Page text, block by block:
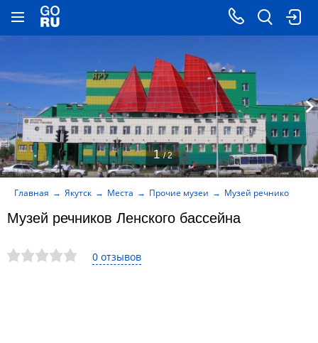
0 отзывов
Музей речников Ленского бассейна
Главная Якутск Места Прочие музеи Музей речников
1 / 2